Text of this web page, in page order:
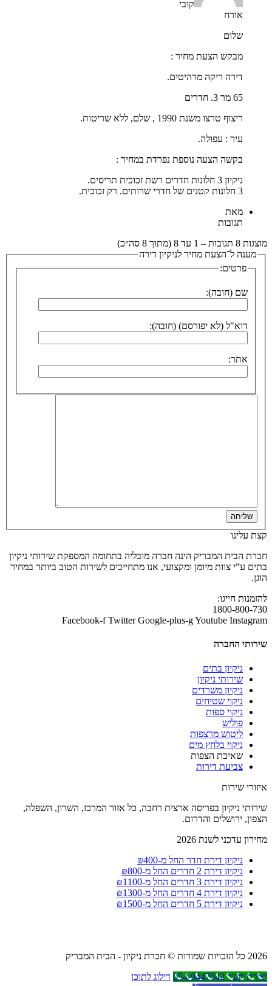
קובי
אורח
שלום
מבקש הצעת מחיר :
דירה ריקה מרהיטים.
65 מר 3. חדרים
ריצוף טרצו משנת 1990 , שלם, ללא שריטות.
עיר : עפולה.
בקשה הצעה נוספת נפרדת במחיר :
ניקיון 3 חלונות חדרים רשת זכוכית תריסים.
3 חלונות קטנים של חדרי שרותים. רק זכוכית.
מאת
תגובות
מוצגות 8 תגובות – 1 עד 8 (מתוך 8 סה״כ)
מענה ל־הצעת מחיר לניקיון דירה
פרטים:
שם (חובה):
דוא"ל (לא יפורסם) (חובה):
אתר:
שליחה
קצת עלינו
חברת הבית המבריק הינה חברה מובליה בתחומה המספקת שירותי ניקיון
בתים ע”י צוות מיומן ומקצועי, אנו מתחייבים לשירות הטוב ביותר במחיר
הוגן.
להזמנות חייגו:
1800-800-730
Facebook-f Twitter Google-plus-gYoutube Instagram
שירותי החברה
ניקיון בתים
שירותי ניקיון
ניקיון משרדים
ניקוי שטיחים
ניקוי ספות
פוליש
ליטוש מרצפות
ניקוי בלחץ מים
שאיבת הצפות
צביעת דירות
איזורי שירות
שירותי ניקיון בפריסה ארצית רחבה, כל אזור המרכז, השרון, השפלה,
הצפון, ירושלים והדרום.
מחירון עדכני לשנת 2026
ניקיון דירת חדר החל מ-₪400
ניקיון דירת 2 חדרים החל מ-₪800
ניקיון דירת 3 חדרים החל מ-₪1100
ניקיון דירת 4 חדרים החל מ-₪1300
ניקיון דירת 5 חדרים החל מ-₪1500
2026 כל הזכויות שמורות © חברת ניקיון - הבית המבריק
יצירת קשר 054-9447042
דילוג לתוכן